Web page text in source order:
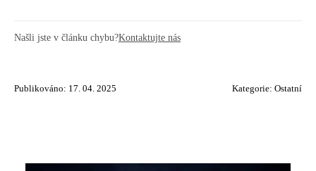
Našli jste v článku chybu?Kontaktujte nás
Publikováno: 17. 04. 2025 Kategorie: Ostatní